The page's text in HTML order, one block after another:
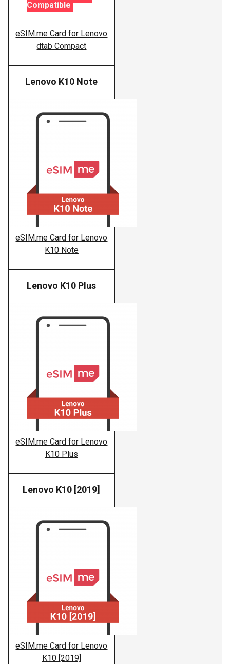
Compatible
eSIM.me Card for Lenovo
dtab Compact
Lenovo K10 Note
eSIM.me Card for Lenovo
K10 Note
Lenovo K10 Plus
eSIM.me Card for Lenovo
K10 Plus
Lenovo K10 [2019]
eSIM.me Card for Lenovo
K10 [2019]